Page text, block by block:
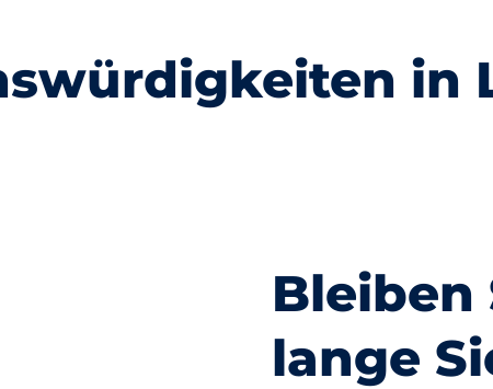
in
Staatsgalerie Staatsoper
Bleiben
lange